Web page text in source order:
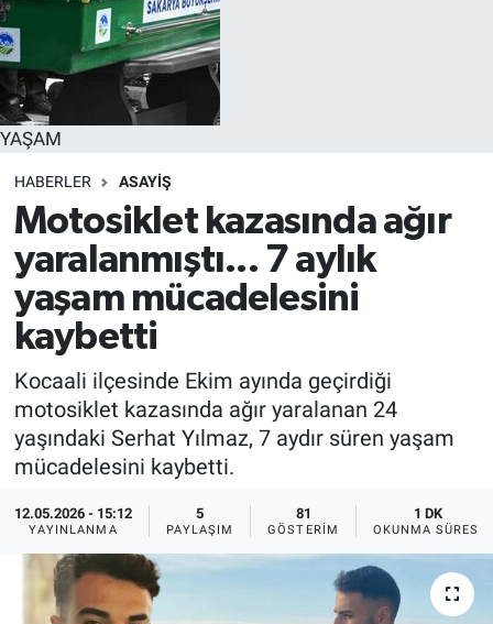
YAŞAM
HABERLER ASAYİŞ
Motosiklet kazasında ağır
yaralanmıştı... 7 aylık
yaşam mücadelesini
kaybetti
Kocaali ilçesinde Ekim ayında geçirdiği
motosiklet kazasında ağır yaralanan 24
yaşındaki Serhat Yılmaz, 7 aydır süren yaşam
mücadelesini kaybetti.
12.05.2026 - 15:12
YAYINLANMA
5
PAYLAŞIM
81
GÖSTERIM
1 DK
OKUNMA SÜRESI